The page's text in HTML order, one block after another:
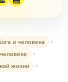
и человека
жизни